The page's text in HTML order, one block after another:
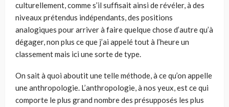
culturellement, comme s’il suffisait ainsi de révéler, à des
niveaux prétendus indépendants, des positions
analogiques pour arriver à faire quelque chose d’autre qu’à
dégager, non plus ce que j’ai appelé tout à l’heure un
classement mais ici une sorte de type.
On sait à quoi aboutit une telle méthode, à ce qu’on appelle
une anthropologie. L’anthropologie, à nos yeux, est ce qui
comporte le plus grand nombre des présupposés les plus